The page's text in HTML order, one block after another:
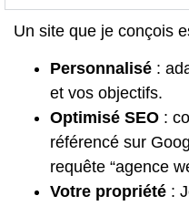
Un site que je conçois
Personnalisé :
et vos objectifs.
Optimisé SEO :
référencé sur
requête “agence
Votre propriété :